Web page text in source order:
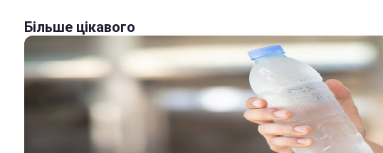
Більше цікавого